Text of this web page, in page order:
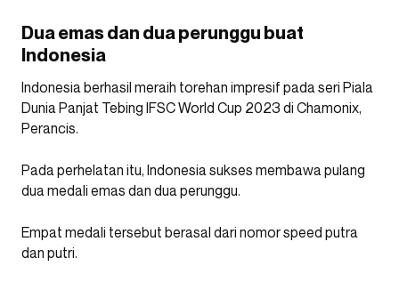
Dua emas dan dua perunggu buat
Indonesia
Indonesia berhasil meraih torehan impresif pada seri Piala
Dunia Panjat Tebing IFSC World Cup 2023 di Chamonix,
Perancis.
Pada perhelatan itu, Indonesia sukses membawa pulang
dua medali emas dan dua perunggu.
Empat medali tersebut berasal dari nomor speed putra
dan putri.